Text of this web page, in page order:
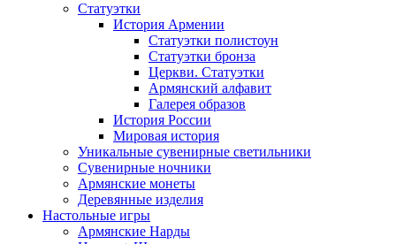
Статуэтки
История Армении
Статуэтки полистоун
Статуэтки бронза
Церкви. Статуэтки
Армянский алфавит
Галерея образов
История России
Мировая история
Уникальные сувенирные светильники
Сувенирные ночники
Армянские монеты
Деревянные изделия
Настольные игры
Армянские Нарды